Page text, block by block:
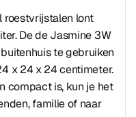
roestvrijstalen lont
De de Jasmine 3W
te gebruiken
x 24 x 24 centimeter.
compact is, kun je het
familie of naar